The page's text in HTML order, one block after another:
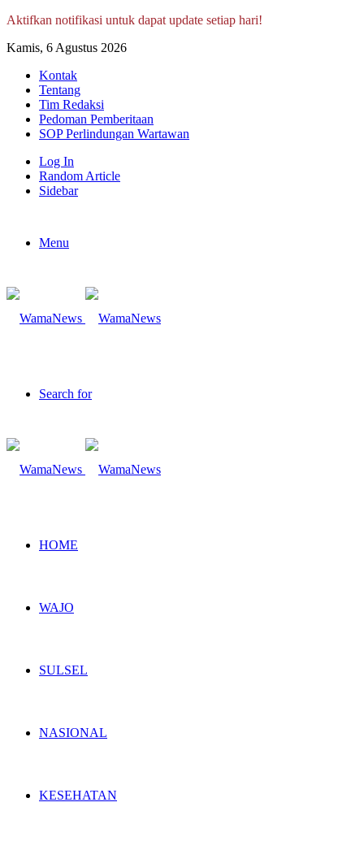
Aktifkan notifikasi untuk dapat update setiap hari!
Kamis, 6 Agustus 2026
Kontak
Tentang
Tim Redaksi
Pedoman Pemberitaan
SOP Perlindungan Wartawan
Log In
Random Article
Sidebar
Menu
Search for
HOME
WAJO
SULSEL
NASIONAL
KESEHATAN